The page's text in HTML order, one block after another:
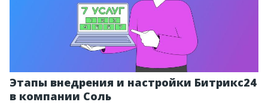
Этапы внедрения и настройки Битрикс24
в компании Соль